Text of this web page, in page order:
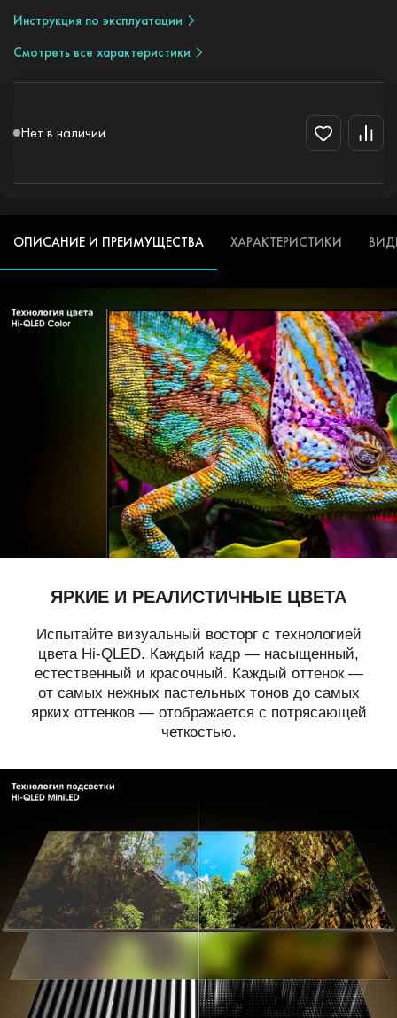
Инструкция по эксплуатации
Смотреть все характеристики
Нет в наличии
ОПИСАНИЕ И ПРЕИМУЩЕСТВА ХАРАКТЕРИСТИКИ
ЯРКИЕ И РЕАЛИСТИЧНЫЕ ЦВЕТА
Испытайте визуальный восторг с технологией
цвета Hi-QLED. Каждый кадр — насыщенный,
естественный и красочный. Каждый оттенок —
от самых нежных пастельных тонов до самых
ярких оттенков — отображается с потрясающей
четкостью.